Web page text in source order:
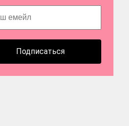
Подписаться